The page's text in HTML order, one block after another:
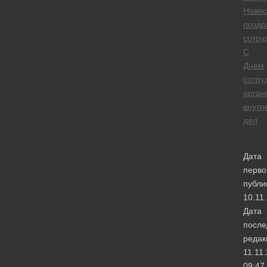
С
Днем
дел
Дата
Дата